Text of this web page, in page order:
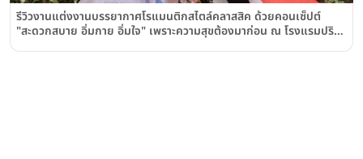
รีวิวงานแต่งงานบรรยากาศโรแมนติกสไตล์คลาสสิค ด้วยคอนเซ็ปต์
"สะดวกสบาย อิ่มกาย อิ่มใจ" เพราะความสุขต้องมาก่อน ณ โรงแรมปริ